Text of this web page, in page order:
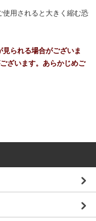
用されると大きく縮む恐
られる場合がございま
ざいます。あらかじめご